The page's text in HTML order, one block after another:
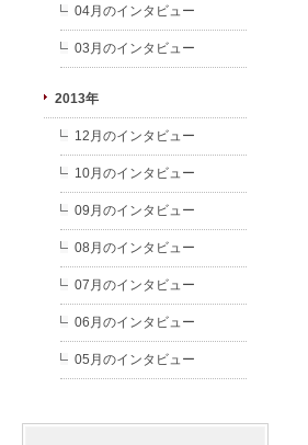
04月のインタビュー
03月のインタビュー
2013年
12月のインタビュー
10月のインタビュー
09月のインタビュー
08月のインタビュー
07月のインタビュー
06月のインタビュー
05月のインタビュー